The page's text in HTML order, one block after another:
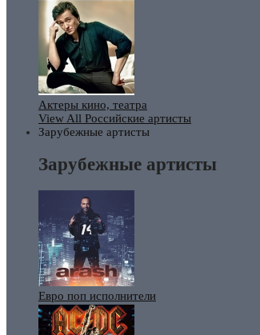
Актеры кино, театра
View All Российские артисты
Зарубежные артисты
Зарубежные артисты
Евро поп исполнители